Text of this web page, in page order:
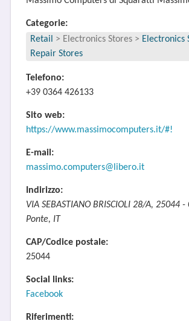
Categorie:
Retail
> Electronics Stores > Electronics
Repair Stores
Telefono:
+39 0364 426133
Sito web:
https://www.massimocomputers.it/#!
E-mail:
massimo.computers@libero.it
Indirizzo:
VIA SEBASTIANO BRISCIOLI 28/A, 25044 -
Ponte, IT
CAP/Codice postale:
25044
Social links:
Facebook
Riferimenti: